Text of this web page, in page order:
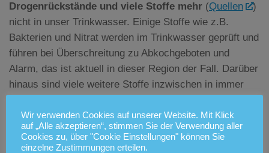
Drogenrückstände und viele Stoffe mehr (Quellen
)
nicht in unser Trinkwasser. Einige Stoffe wie z.B.
Bakterien und Nitrat werden im Trinkwasser geprüft und
führen bei Überschreitung zu Abkochgeboten und
Alarm, das ist aktuell in dieser Region der Fall. Darüber
hinaus sind viele weitere Stoffe inzwischen in immer
Trinkwasser nachweisbar, werden von der
Trinkwasserverordnung nicht erfasst, sollten jedoch
entfernt werden. Viele Erkrankungen und chronische
Wir verwenden Cookies auf unserer Website. Mit Klick
auf „Alle akzeptieren“, stimmen Sie der Verwendung aller
Cookies zu, über "Cookie Einstellungen" können Sie
einzelne Zustimmungen erteilen.